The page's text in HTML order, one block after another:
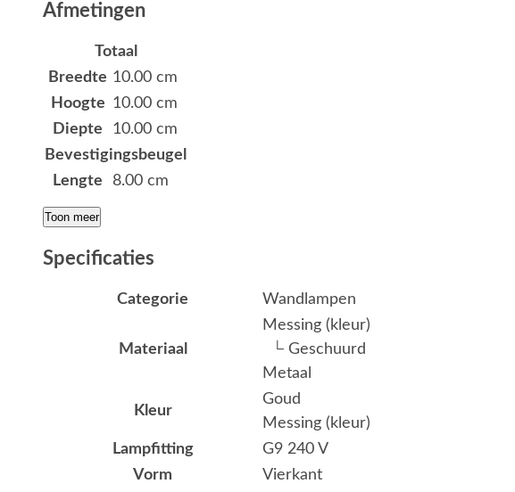
Afmetingen
Totaal
Breedte 10.00 cm
Hoogte 10.00 cm
Diepte
10.00 cm
Bevestigingsbeugel
Lengte
8.00 cm
Toon meer
Specificaties
Categorie Wandlampen
Materiaal
Messing (kleur)
└ Geschuurd
Metaal
Kleur
Goud
Messing (kleur)
Lampfitting
G9 240 V
Vorm
Vierkant